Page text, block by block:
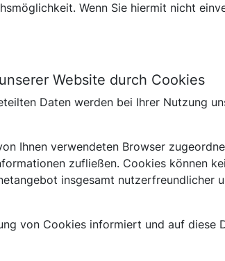
Wenn Sie hiermit nicht
Website durch Cookies
Daten werden bei Ihrer Nutzung
Ihnen verwendeten Browser
zufließen. Cookies können
insgesamt nutzerfreundlicher
von Cookies informiert und auf diese